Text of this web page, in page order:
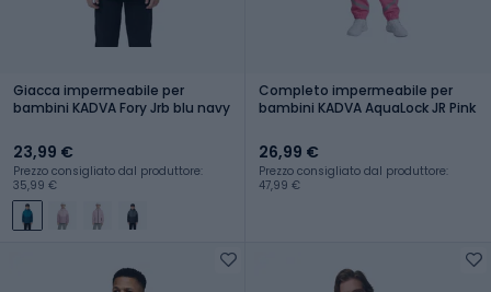
Giacca impermeabile per
bambini KADVA Fory Jrb blu navy
23,99 €
Prezzo consigliato dal produttore:
35,99 €
Completo impermeabile per
bambini KADVA AquaLock JR Pink
26,99 €
Prezzo consigliato dal produttore:
47,99 €